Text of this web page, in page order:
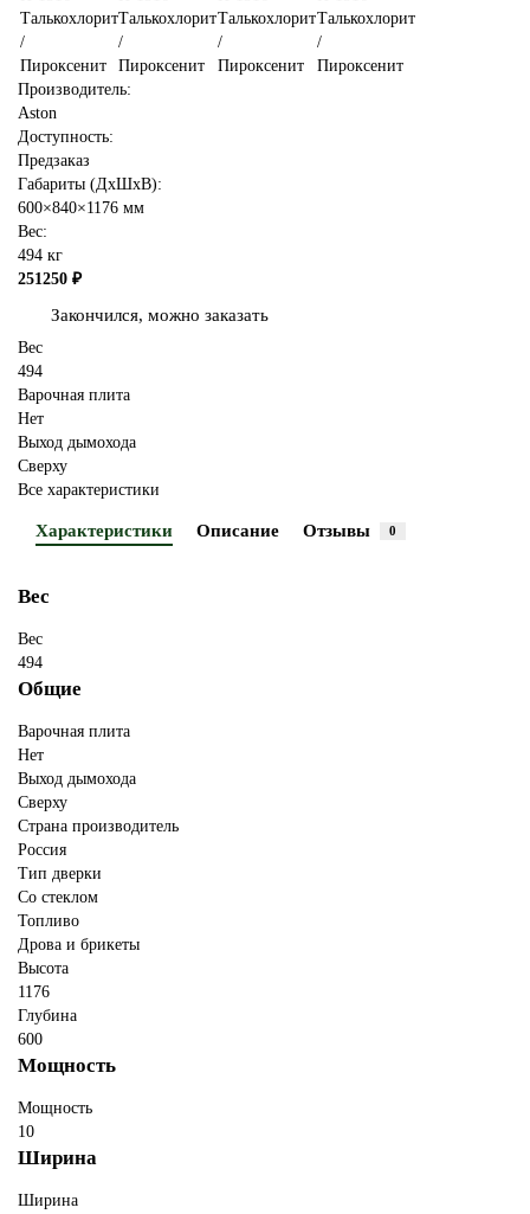
Производитель:
Aston
Доступность:
Предзаказ
Габариты (ДхШхВ):
600×840×1176 мм
Вес:
494 кг
251250 ₽
Закончился, можно заказать
Вес
494
Варочная плита
Нет
Выход дымохода
Сверху
Все характеристики
Характеристики Описание Отзывы 0
Вес
Вес
494
Общие
Варочная плита
Нет
Выход дымохода
Сверху
Страна производитель
Россия
Тип дверки
Со стеклом
Топливо
Дрова и брикеты
Высота
1176
Глубина
600
Мощность
Мощность
10
Ширина
Ширина